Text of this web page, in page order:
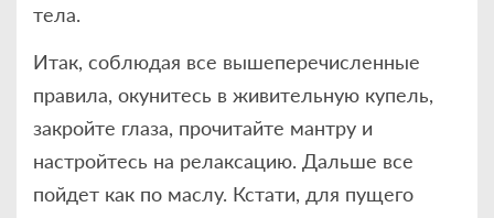
тела.
Итак, соблюдая все вышеперечисленные
правила, окунитесь в живительную купель,
закройте глаза, прочитайте мантру и
настройтесь на релаксацию. Дальше все
пойдет как по маслу. Кстати, для пущего